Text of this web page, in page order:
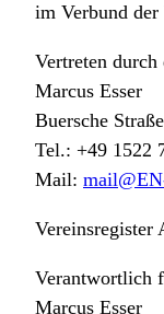
im Verbund
Vertreten durch
Marcus Esser
Buersche
Tel.: +49 1522
Mail:
Vereinsregister
Verantwortlich
Marcus Esser